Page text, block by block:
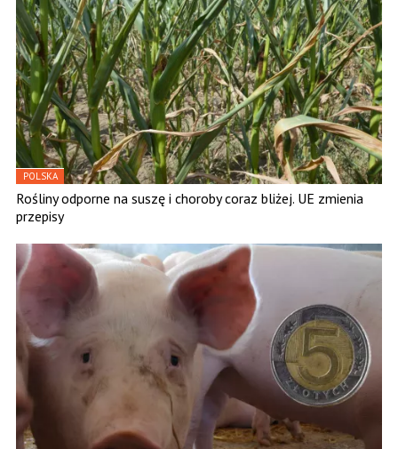
POLSKA
Rośliny odporne na suszę i choroby coraz bliżej. UE zmienia
przepisy